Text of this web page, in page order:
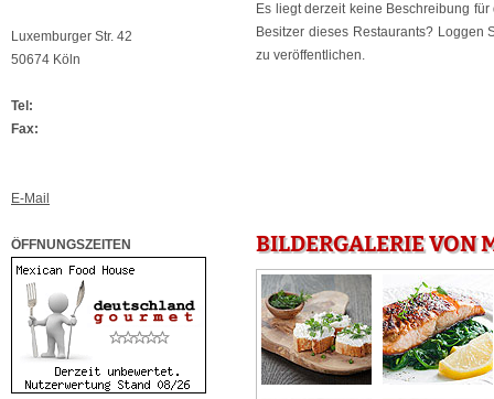
Luxemburger Str. 42
50674 Köln
Tel:
Fax:
E-Mail
ÖFFNUNGSZEITEN
Es liegt derzeit keine Beschreibung
Besitzer dieses Restaurants? Loggen
zu veröffentlichen.
BILDERGALERIE VON